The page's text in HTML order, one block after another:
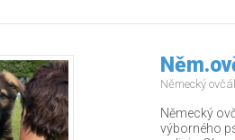
Německý
Německý
výborného